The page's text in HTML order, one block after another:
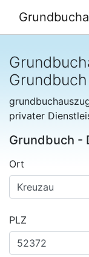
privater
Grundbuch -
Ort
PLZ